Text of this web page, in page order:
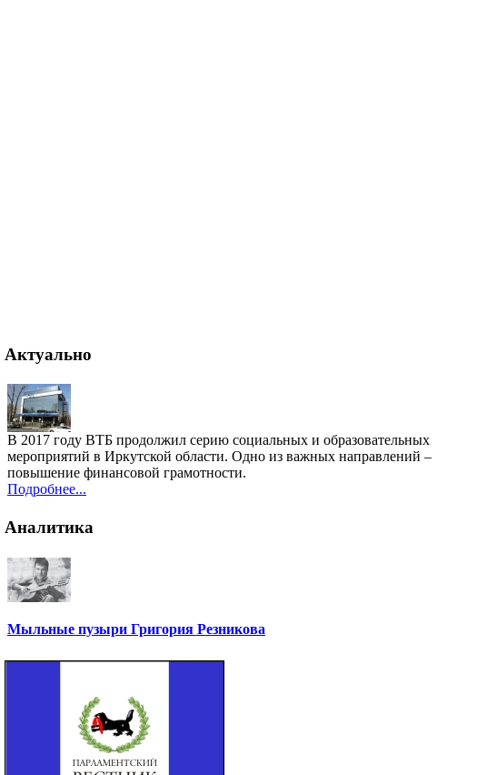
Актуально
В 2017 году ВТБ продолжил серию социальных и образовательных
мероприятий в Иркутской области. Одно из важных направлений –
повышение финансовой грамотности.
Подробнее...
Аналитика
Мыльные пузыри Григория Резникова